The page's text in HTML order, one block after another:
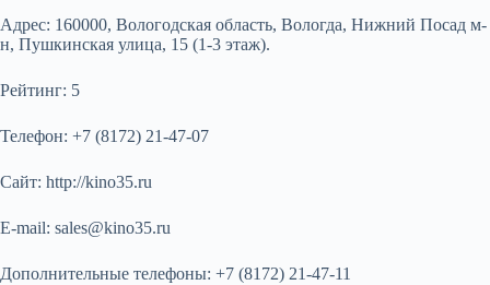
Адрес: 160000, Вологодская область, Вологда, Нижний Посад м-
н, Пушкинская улица, 15 (1-3 этаж).
Рейтинг: 5
Телефон: +7 (8172) 21-47-07
Сайт: http://kino35.ru
E-mail: sales@kino35.ru
Дополнительные телефоны: +7 (8172) 21-47-11